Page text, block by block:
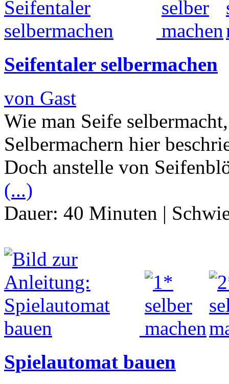
Seifentaler selbermachen
von Gast
Wie man Seife
Selbermachern hier
Doch anstelle von
(...)
Dauer: 40 Minuten |
Spielautomat bauen